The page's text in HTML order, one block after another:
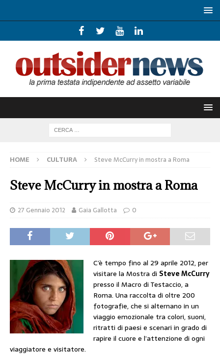
HOME CULTURA Steve McCurry in mostra a Roma
Steve McCurry in mostra a Roma
27 Gennaio 2012 Gaia Gallotta 0
C’è tempo fino al 29 aprile 2012, per
visitare la Mostra di Steve McCurry
presso il Macro di Testaccio, a
Roma. Una raccolta di oltre 200
fotografie, che si alternano in un
viaggio emozionale tra colori, suoni,
ritratti di paesi e scenari in grado di
rapire il cuore e l’attenzione di ogni
viaggiatore e visitatore.